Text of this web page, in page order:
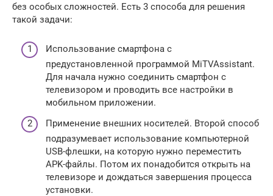
без особых сложностей. Есть 3 способа для решения
такой задачи:
Использование смартфона с
предустановленной программой MiTVAssistant.
Для начала нужно соединить смартфон с
телевизором и проводить все настройки в
мобильном приложении.
Применение внешних носителей. Второй способ
подразумевает использование компьютерной
USB-флешки, на которую нужно переместить
APK-файлы. Потом их понадобится открыть на
телевизоре и дождаться завершения процесса
установки.